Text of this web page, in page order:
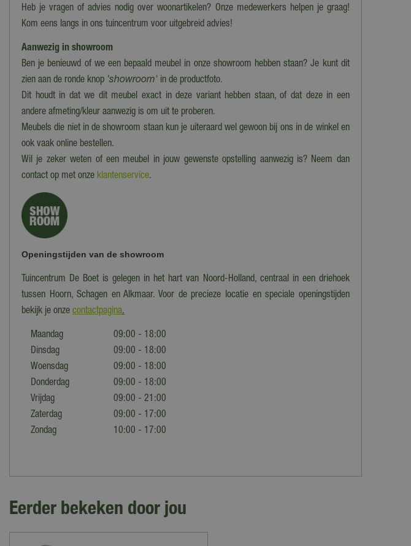
Heb je vragen of advies nodig over woonartikelen? Onze medewerkers helpen je graag!
Kom eens langs in ons tuincentrum voor uitgebreid advies!
Aanwezig in showroom
Ben je benieuwd of we een bepaald meubel in onze showroom hebben staan? Je kunt dit
zien aan de ronde knop 'showroom' in de productfoto.
Dit houdt in dat we dit meubel exact in deze variant hebben staan, of dat deze in een
andere afmeting/kleur aanwezig is om uit te proberen.
Meubels die niet in de showroom staan kun je uiteraard wel gewoon bij ons in de winkel en
ook vaak online bestellen.
Wil je zeker weten of een meubel in jouw gewenste opstelling aanwezig is? Neem dan
contact op met onze klantenservice.
Openingstijden van de showroom
Tuincentrum De Boet is gelegen in het hart van Noord-Holland, centraal in een driehoek
tussen Hoorn, Schagen en Alkmaar. Voor de precieze locatie en speciale openingstijden
bekijk je onze contactpagina.
Maandag
09:00 - 18:00
Dinsdag
09:00 - 18:00
Woensdag
09:00 - 18:00
Donderdag
09:00 - 18:00
Vrijdag
09:00 - 21:00
Zaterdag
09:00 - 17:00
Zondag
10:00 - 17:00
Eerder bekeken door jou